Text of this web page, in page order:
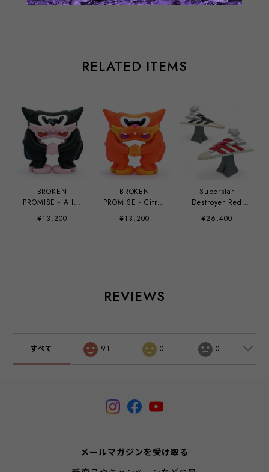
RELATED ITEMS
BROKEN
PROMISE - Alley
Black Cat by
Anthony
¥13,200
BROKEN
PROMISE - Citrus
Sherbert by
Anthony
¥13,200
Superstar
Destroyer Red
and Black three
stripes by Bill
¥26,400
REVIEWS
すべて 91 0 0
メールマガジンを受け取る